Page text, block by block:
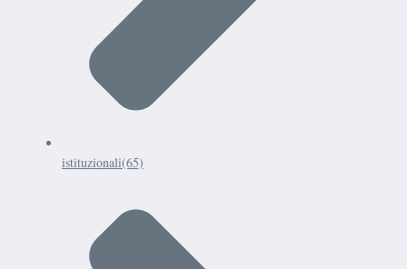
istituzionali(65)